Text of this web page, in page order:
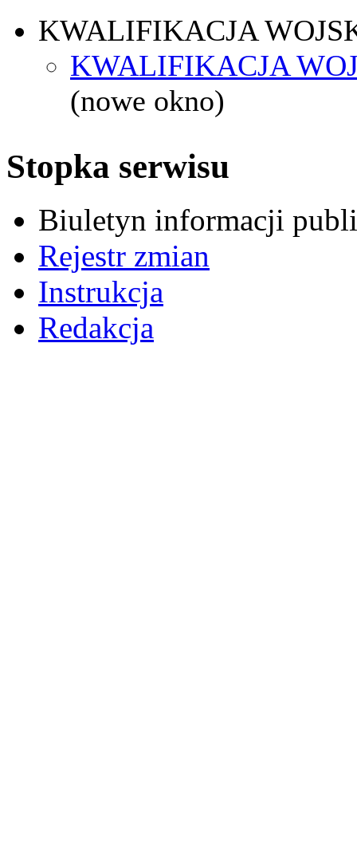
KWALIFIKACJA
KWALIFIKACJA
(nowe okno)
Stopka serwisu
Biuletyn informacji
Rejestr zmian
Instrukcja
Redakcja